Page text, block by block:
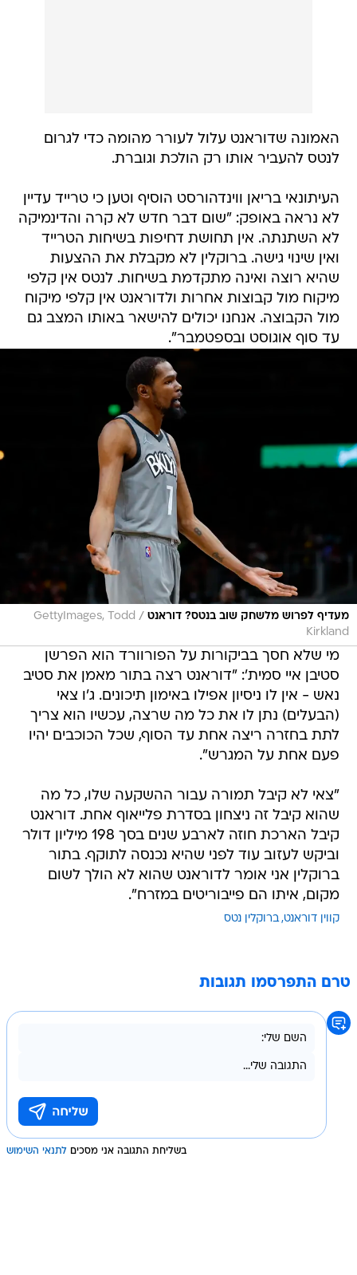
האמונה שדוראנט עלול לעורר מהומה כדי לגרום
לנטס להעביר אותו רק הולכת וגוברת.
העיתונאי בריאן ווינדהורסט הוסיף וטען כי טרייד עדיין
לא נראה באופק: "שום דבר חדש לא קרה והדינמיקה
לא השתנתה. אין תחושת דחיפות בשיחות הטרייד
ואין שינוי גישה. ברוקלין לא מקבלת את ההצעות
שהיא רוצה ואינה מתקדמת בשיחות. לנטס אין קלפי
מיקוח מול קבוצות אחרות ולדוראנט אין קלפי מיקוח
מול הקבוצה. אנחנו יכולים להישאר באותו המצב גם
עד סוף אוגוסט ובספטמבר".
מעדיף לפרוש מלשחק שוב בנטס? דוראנט /
GettyImages, Todd
Kirkland
מי שלא חסך בביקורות על הפורוורד הוא הפרשן
סטיבן איי סמית': "דוראנט רצה בתור מאמן את סטיב
נאש - אין לו ניסיון אפילו באימון תיכונים. ג'ו צאי
(הבעלים) נתן לו את כל מה שרצה, עכשיו הוא צריך
לתת בחזרה ריצה אחת עד הסוף, שכל הכוכבים יהיו
פעם אחת על המגרש".
"צאי לא קיבל תמורה עבור ההשקעה שלו, כל מה
שהוא קיבל זה ניצחון בסדרת פלייאוף אחת. דוראנט
קיבל הארכת חוזה לארבע שנים בסך 198 מיליון דולר
וביקש לעזוב עוד לפני שהיא נכנסה לתוקף. בתור
ברוקלין אני אומר לדוראנט שהוא לא הולך לשום
מקום, איתו הם פייבוריטים במזרח".
קווין דוראנט ברוקלין נטס
טרם התפרסמו תגובות
בשליחת התגובה אני מסכים לתנאי השימוש